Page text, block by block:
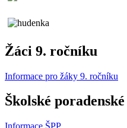
Žáci 9. ročníku
Informace pro žáky 9. ročníku
Školské